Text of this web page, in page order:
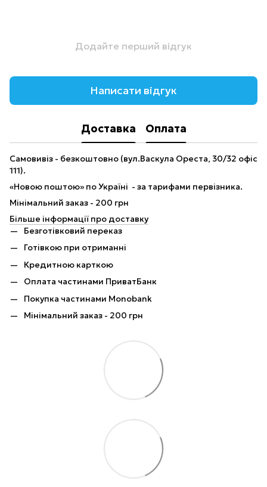
Додайте перший відгук
Написати відгук
Доставка Оплата
Самовивіз - безкоштовно (вул.Васкула Ореста, 30/32 офіс
111).
«Новою поштою» по Україні - за тарифами первізника.
Мінімальний заказ - 200 грн
Більше інформації про доставку
Безготівковий переказ
Готівкою при отриманні
Кредитною карткою
Оплата частинами ПриватБанк
Покупка частинами Monobank
Мінімальний заказ - 200 грн